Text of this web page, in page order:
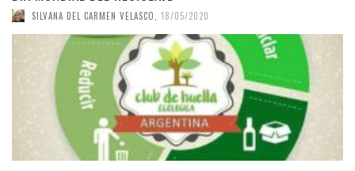
SILVANA DEL CARMEN VELASCO 18/05/2020